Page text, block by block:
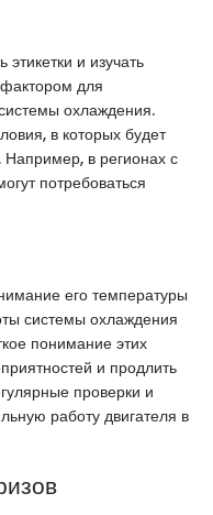
и изучать
для
охлаждения.
в которых будет
Например, в регионах с
потребоваться
его температуры
системы охлаждения
понимание этих
и продлить
проверки и
работу двигателя в